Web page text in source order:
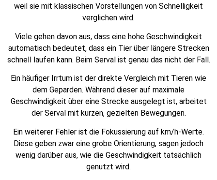
weil sie mit klassischen Vorstellungen von Schnelligkeit
verglichen wird.
Viele gehen davon aus, dass eine hohe Geschwindigkeit
automatisch bedeutet, dass ein Tier über längere Strecken
schnell laufen kann. Beim Serval ist genau das nicht der Fall.
Ein häufiger Irrtum ist der direkte Vergleich mit Tieren wie
dem Geparden. Während dieser auf maximale
Geschwindigkeit über eine Strecke ausgelegt ist, arbeitet
der Serval mit kurzen, gezielten Bewegungen.
Ein weiterer Fehler ist die Fokussierung auf km/h-Werte.
Diese geben zwar eine grobe Orientierung, sagen jedoch
wenig darüber aus, wie die Geschwindigkeit tatsächlich
genutzt wird.